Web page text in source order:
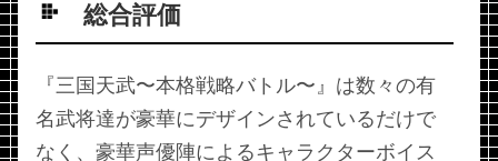
総合評価
『三国天武〜本格戦略バトル〜』は数々の有
名武将達が豪華にデザインされているだけで
なく、豪華声優陣によるキャラクターボイス